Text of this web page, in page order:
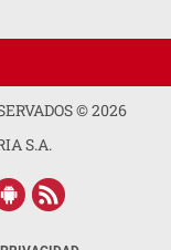
©2026
S.A.